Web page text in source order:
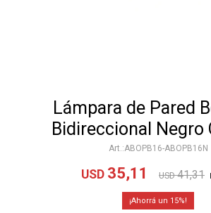
Lámpara de Pared
Bidireccional Negro
ABOPB16-ABOPB16N
USD 35,11 USD 41,31
15